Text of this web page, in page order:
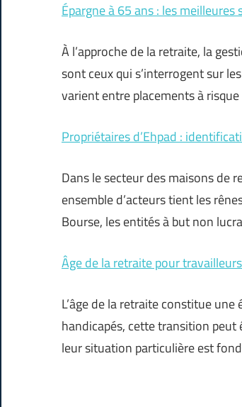
Épargne à 65 ans : les
À l’approche de la retraite, la
sont ceux qui s’interrogent sur
varient entre placements à
Propriétaires d’Ehpad :
Dans le secteur des maisons de
ensemble d’acteurs tient les
Bourse, les entités à but non
Âge de la retraite pour
L’âge de la retraite constitue
handicapés, cette transition
leur situation particulière est